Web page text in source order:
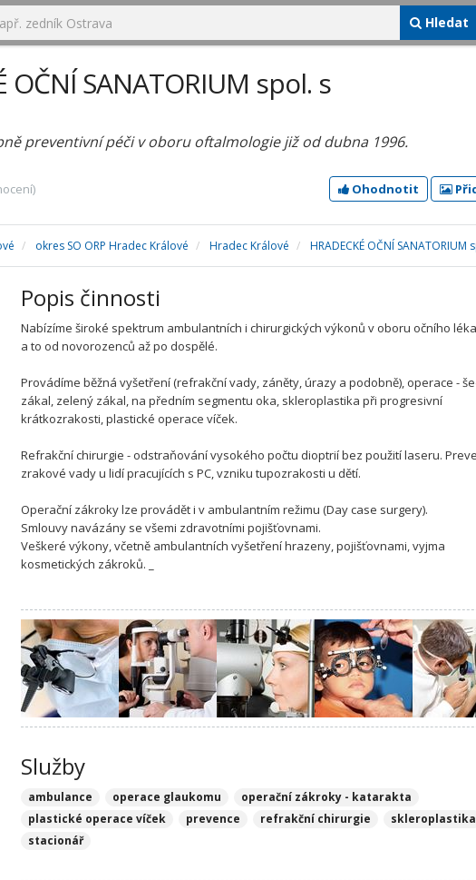
Hledat
OČNÍ SANATORIUM spol. s
preventivní péči v oboru oftalmologie již od dubna 1996.
Ohodnotit
okres SO ORP Hradec Králové Hradec Králové HRADECKÉ OČNÍ SANATORIUM
Popis činnosti
Nabízíme široké spektrum ambulantních i chirurgických výkonů v oboru očního
a to od novorozenců až po dospělé.
Provádíme běžná vyšetření (refrakční vady, záněty, úrazy a podobně), operace -
zákal, zelený zákal, na předním segmentu oka, skleroplastika při progresivní
krátkozrakosti, plastické operace víček.
Refrakční chirurgie - odstraňování vysokého počtu dioptrií bez použití laseru.
zrakové vady u lidí pracujících s PC, vzniku tupozrakosti u dětí.
Operační zákroky lze provádět i v ambulantním režimu (Day case surgery).
Smlouvy navázány se všemi zdravotními pojišťovnami.
Veškeré výkony, včetně ambulantních vyšetření hrazeny, pojišťovnami, vyjma
kosmetických zákroků. _
Služby
ambulance operace glaukomu
operační zákroky - katarakta
plastické operace víček
prevence refrakční chirurgie
skleroplastika
stacionář